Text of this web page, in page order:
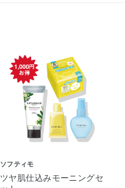
ソフティモ
ツヤ肌仕込みモーニングセ